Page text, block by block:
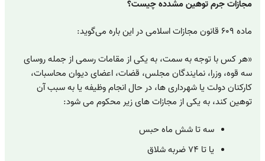
مجازات جرم توهین مشدده چیست؟
ماده ۶۰۹ قانون مجازات اسلامی در این باره می‌گوید:
«هر کس با توجه به سمت، به یکی از مقامات رسمی از جمله روسای
سه قوه، وزرا، نمایندگان مجلس، قضات، اعضای دیوان محاسبات،
کارکنان دولت یا شهرداری ها، در حال انجام وظیفه یا به سبب آن
توهین کند، به یکی از مجازات های زیر محکوم می شود:
سه تا شش ماه حبس
یا تا ۷۴ ضربه شلاق